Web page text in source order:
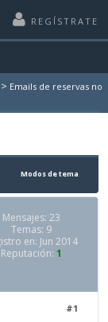
REGÍSTRATE
> Emails de reservas no
Modos de tema
Mensajes: 23
Temas: 9
en: Jun 2014
Reputación: 1
#1